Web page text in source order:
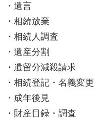
・遺言
・相続放棄
・相続人調査
・遺産分割
・遺留分減殺請求
・相続登記・名義変更
・成年後見
・財産目録・調査